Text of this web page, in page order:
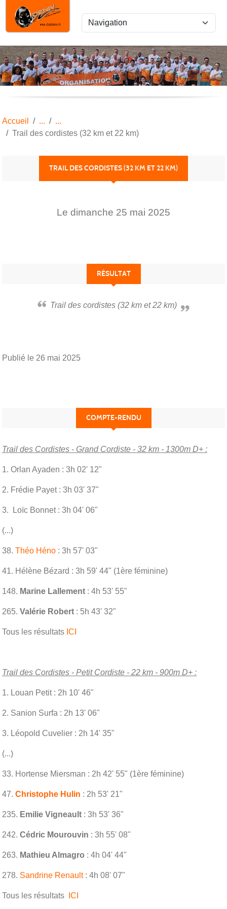
Accueil
Trail des cordistes (32 km et 22 km)
TRAIL DES CORDISTES (32 KM ET 22 KM)
Le dimanche 25 mai 2025
RÉSULTAT
Trail des cordistes (32 km et 22 km)
Publié le 26 mai 2025
COMPTE-RENDU
Trail des Cordistes - Grand Cordiste - 32 km - 1300m D+ :
1. Orlan Ayaden : 3h 02' 12"
2. Frédie Payet : 3h 03' 37"
3. Loïc Bonnet : 3h 04' 06"
(...)
38. Théo Héno : 3h 57' 03"
41. Hélène Bézard : 3h 59' 44" (1ère féminine)
148. Marine Lallement : 4h 53' 55"
265. Valérie Robert : 5h 43' 32"
Tous les résultats ICI
Trail des Cordistes - Petit Cordiste - 22 km - 900m D+ :
1. Louan Petit : 2h 10' 46"
2. Sanion Surfa : 2h 13' 06"
3. Léopold Cuvelier : 2h 14' 35"
(...)
33. Hortense Miersman : 2h 42' 55" (1ère féminine)
47. Christophe Hulin : 2h 53' 21"
235. Emilie Vigneault : 3h 53' 36"
242. Cédric Mourouvin : 3h 55' 08"
263. Mathieu Almagro : 4h 04' 44"
278. Sandrine Renault: 4h 08' 07"
Tous les résultats ICI
Panneau de gestion des cookies